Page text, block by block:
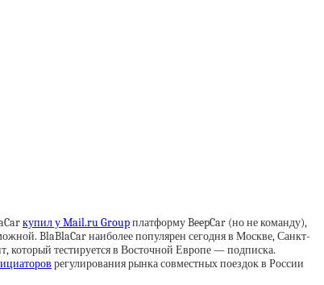
купил у Mail.ru Groupплатформу BeepCar (но не команду),
BlaBlaCar наиболее популярен сегодня в Москве, Санкт-
который тестируется в Восточной Европе — подписка.
регулирования рынка совместных поездок в России